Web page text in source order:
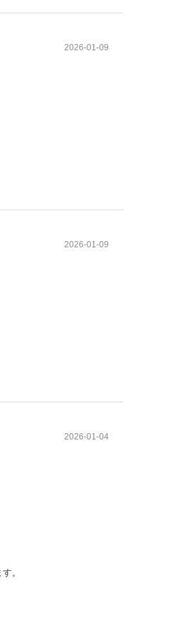
2026-01-09
2026-01-09
2026-01-04
。